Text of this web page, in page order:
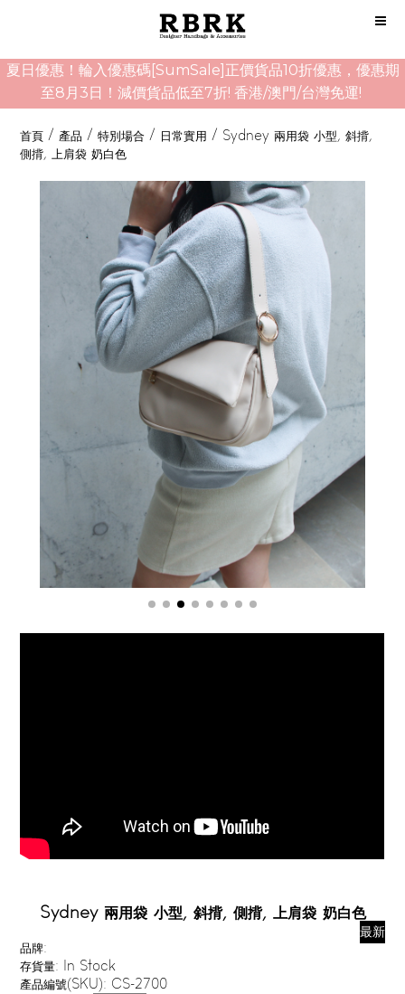
夏日優惠！輪入優惠碼[SumSale]正價貨品10折優惠，優惠期
至8月3日！減價貨品低至7折! 香港/澳門/台灣免運!
首頁 / 產品 /特別場合 / 日常實用 / Sydney 兩用袋 小型, 斜揹,
側揹, 上肩袋 奶白色
Sydney 兩用袋 小型, 斜揹, 側揹, 上肩袋 奶白色
最新
品牌:
存貨量: In Stock
產品編號(SKU): CS-2700